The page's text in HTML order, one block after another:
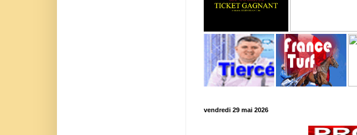
vendredi 29 mai 2026